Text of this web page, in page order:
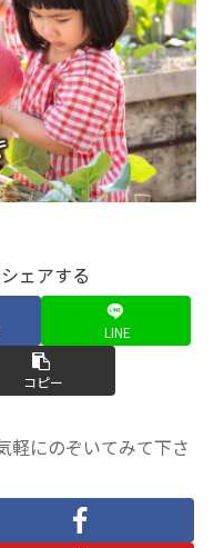
ェアする
LINE
コピー
にのぞいてみて下さ